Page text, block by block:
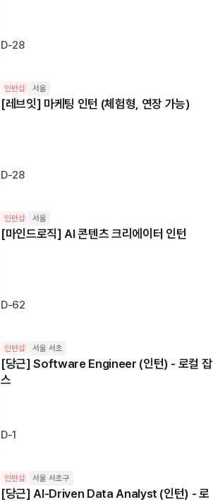
D-28
인턴십 서울
[레브잇] 마케팅 인턴 (체험형, 연장 가능)
D-28
인턴십 서울
[마인드로직] AI 콘텐츠 크리에이터 인턴
D-62
인턴십 서울 서초
[당근] Software Engineer (인턴) - 로컬 잡
스
D-1
인턴십 서울 서초구
[당근] AI-Driven Data Analyst (인턴) - 로